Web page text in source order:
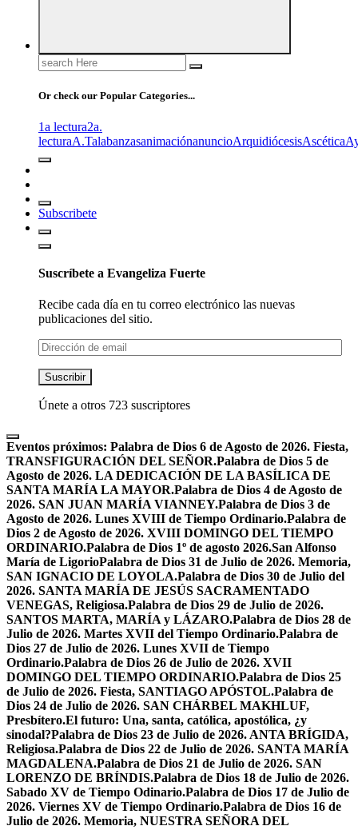
Search
for:
Or check our Popular Categories...
1a lectura2a.
lecturaA.TalabanzasanimaciónanuncioArquidiócesisAscética
Subscribete
Suscríbete a Evangeliza Fuerte
Recibe cada día en tu correo electrónico las nuevas
publicaciones del sitio.
Dirección
de
email
Suscribir
Únete a otros 723 suscriptores
Eventos próximos: Palabra de Dios 6 de Agosto de 2026. Fiesta,
TRANSFIGURACIÓN DEL SEÑOR.Palabra de Dios 5 de
Agosto de 2026. LA DEDICACIÓN DE LA BASÍLICA DE
SANTA MARÍA LA MAYOR.Palabra de Dios 4 de Agosto de
2026. SAN JUAN MARÍA VIANNEY.Palabra de Dios 3 de
Agosto de 2026. Lunes XVIII de Tiempo Ordinario.Palabra de
Dios 2 de Agosto de 2026. XVIII DOMINGO DEL TIEMPO
ORDINARIO.Palabra de Dios 1º de agosto 2026.San Alfonso
María de LigorioPalabra de Dios 31 de Julio de 2026. Memoria,
SAN IGNACIO DE LOYOLA.Palabra de Dios 30 de Julio del
2026. SANTA MARÍA DE JESÚS SACRAMENTADO
VENEGAS, Religiosa.Palabra de Dios 29 de Julio de 2026.
SANTOS MARTA, MARÍA y LÁZARO.Palabra de Dios 28 de
Julio de 2026. Martes XVII del Tiempo Ordinario.Palabra de
Dios 27 de Julio de 2026. Lunes XVII de Tiempo
Ordinario.Palabra de Dios 26 de Julio de 2026. XVII
DOMINGO DEL TIEMPO ORDINARIO.Palabra de Dios 25
de Julio de 2026. Fiesta, SANTIAGO APÓSTOL.Palabra de
Dios 24 de Julio de 2026. SAN CHÁRBEL MAKHLUF,
Presbítero.El futuro: Una, santa, católica, apostólica, ¿y
sinodal?Palabra de Dios 23 de Julio de 2026. ANTA BRÍGIDA,
Religiosa.Palabra de Dios 22 de Julio de 2026. SANTA MARÍA
MAGDALENA.Palabra de Dios 21 de Julio de 2026. SAN
LORENZO DE BRÍNDIS.Palabra de Dios 18 de Julio de 2026.
Sabado XV de Tiempo Odinario.Palabra de Dios 17 de Julio de
2026. Viernes XV de Tiempo Ordinario.Palabra de Dios 16 de
Julio de 2026. Memoria, NUESTRA SEÑORA DEL